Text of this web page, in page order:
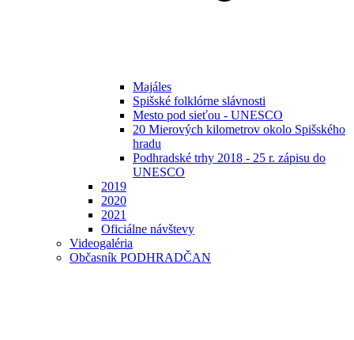
Majáles
Spišské folklórne slávnosti
Mesto pod sieťou - UNESCO
20 Mierových kilometrov okolo Spišského
hradu
Podhradské trhy 2018 - 25 r. zápisu do
UNESCO
2019
2020
2021
Oficiálne návštevy
Videogaléria
Občasník PODHRADČAN